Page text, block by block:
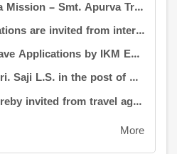
Information Kerala Mission – Smt. Apurva Tripathi IAS – Assumption of Charge as Executive Director, IKM – Reg
Competitive quotations are invited from interested firms/agencies for the supply of bags and pen drives to be distributed to the members attending the 9th Governing Body Meeting of the Information Kerala Mission (IKM).
Submission of Leave Applications by IKM Employees
Proceedings - Shri. Saji L.S. in the post of Controller of Administration
Quotations are hereby invited from travel agencies/vehicle owners for operating vehicles on a contract basis for the use of the Information Kerala Mission Office from 1 August 2026
More